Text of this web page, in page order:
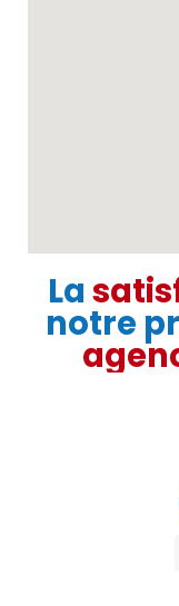
La
notre